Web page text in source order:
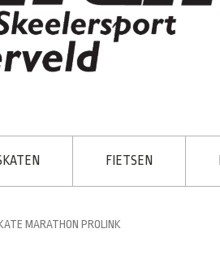
FIETSEN
MARATHON PROLINK